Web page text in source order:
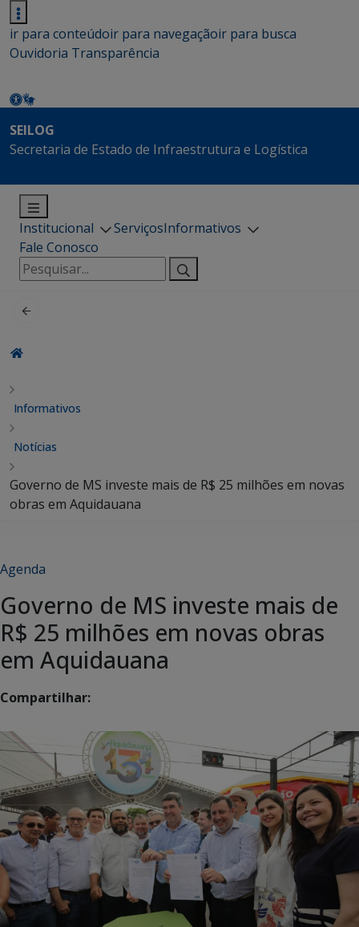
ir para conteúdoir para navegaçãoir para busca
Ouvidoria Transparência
SEILOG
Secretaria de Estado de Infraestrutura e Logística
Institucional ServiçosInformativos
Fale Conosco
Pesquisar
por:
Informativos
Notícias
Governo de MS investe mais de R$ 25 milhões em novas
obras em Aquidauana
Agenda
Governo de MS investe mais de
R$ 25 milhões em novas obras
em Aquidauana
Compartilhar: